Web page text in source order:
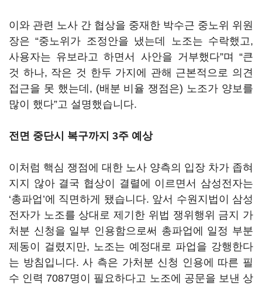
이와 관련 노사 간 협상을 중재한 박수근 중노위 위원
장은“중노위가 조정안을 냈는데 노조는 수락했고,
사용자는 유보라고 하면서 사안을 거부했다”며“큰
것 하나, 작은 것 한두 가지에 관해 근본적으로 의견
접근을 못 했는데, (배분 비율 쟁점은) 노조가 양보를
많이 했다”고 설명했습니다.
전면 중단시 복구까지 3주 예상
이처럼 핵심 쟁점에 대한 노사 양측의 입장 차가 좁혀
지지 않아 결국 협상이 결렬에 이르면서 삼성전자는
‘총파업 ’에 직면하게 됐습니다. 앞서 수원지법이 삼성
전자가 노조를 상대로 제기한 위법 쟁위행위 금지 가
처분 신청을 일부 인용함으로써 총파업에 일정 부분
제동이 걸렸지만, 노조는 예정대로 파업을 강행한다
는 방침입니다. 사 측은 가처분 신청 인용에 따른 필
수 인력 7087명이 필요하다고 노조에 공문을 보낸 상